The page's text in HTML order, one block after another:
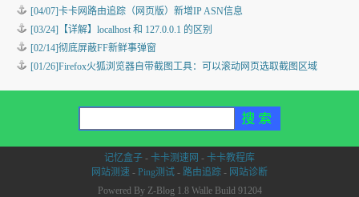
[04/07]卡卡网路由追踪（网页版）新增IP ASN信息
[03/24] 【详解】localhost 和 127.0.0.1 的区别
[02/14]彻底屏蔽FF新鲜事弹窗
[01/26]Firefox火狐浏览器自带截图工具：可以滚动网页选取截图区域
记忆盒子 - 卡卡测速网 - 卡卡教程库
网站测速 - Ping测试 - 路由追踪 - 网站诊断
Powered By Z-Blog 1.8 Walle Build 91204